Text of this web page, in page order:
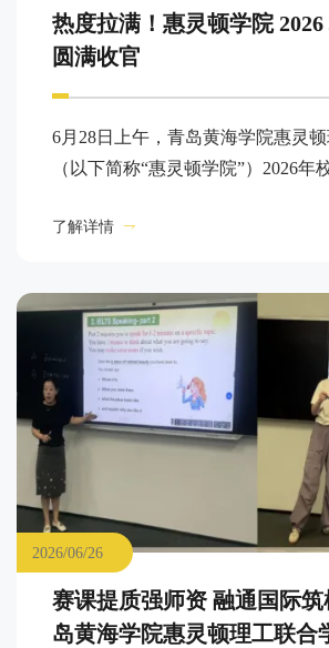
热度拉满！惠灵顿学院 2026
圆满收官
6月28日上午，青岛黄海学院惠灵
（以下简称“惠灵顿学院”）2026年
了解详情
赛课提质强师资 融通国际
岛黄海学院惠灵顿理工联合
2026/06/26